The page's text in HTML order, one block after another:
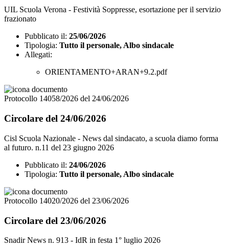
UIL Scuola Verona - Festività Soppresse, esortazione per il servizio
frazionato
Pubblicato il: 25/06/2026
Tipologia: Tutto il personale, Albo sindacale
Allegati:
ORIENTAMENTO+ARAN+9.2.pdf
Protocollo 14058/2026 del 24/06/2026
Circolare del 24/06/2026
Cisl Scuola Nazionale - News dal sindacato, a scuola diamo forma
al futuro. n.11 del 23 giugno 2026
Pubblicato il: 24/06/2026
Tipologia: Tutto il personale, Albo sindacale
Protocollo 14020/2026 del 23/06/2026
Circolare del 23/06/2026
Snadir News n. 913 - IdR in festa 1° luglio 2026